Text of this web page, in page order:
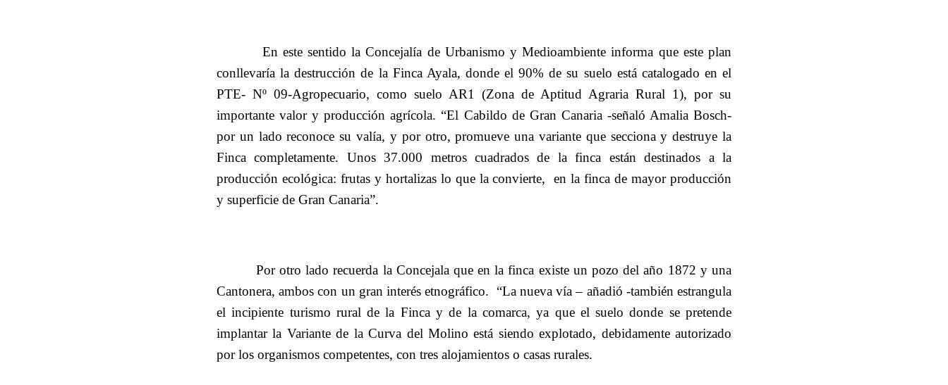
En este sentido la Concejalía de Urbanismo y Medioambiente informa que este plan
conllevaría la destrucción de la Finca Ayala, donde el 90% de su suelo está catalogado en el
PTE- Nº 09-Agropecuario, como suelo AR1 (Zona de Aptitud Agraria Rural 1), por su
importante valor y producción agrícola. “El Cabildo de Gran Canaria -señaló Amalia Bosch-
por un lado reconoce su valía, y por otro, promueve una variante que secciona y destruye la
Finca completamente. Unos 37.000 metros cuadrados de la finca están destinados a la
producción ecológica: frutas y hortalizas lo que la convierte,
en la finca de mayor producción
y superficie de Gran Canaria”.
Por otro lado recuerda la Concejala que en la finca existe un pozo del año 1872 y una
Cantonera, ambos con un gran interés etnográfico.
“La nueva vía – añadió -también estrangula
el incipiente turismo rural de la Finca y de la comarca, ya que el suelo donde se pretende
implantar la Variante de la Curva del Molino está siendo explotado, debidamente autorizado
por los organismos competentes, con tres alojamientos o casas rurales.